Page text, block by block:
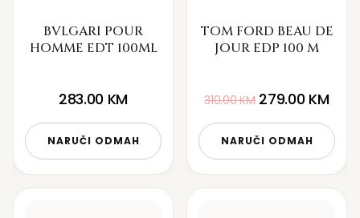
BVLGARI POUR
HOMME EDT 100ML
283.00 KM
NARUČI ODMAH
TOM FORD BEAU DE
JOUR EDP 100 M
310.00KM 279.00 KM
NARUČI ODMAH